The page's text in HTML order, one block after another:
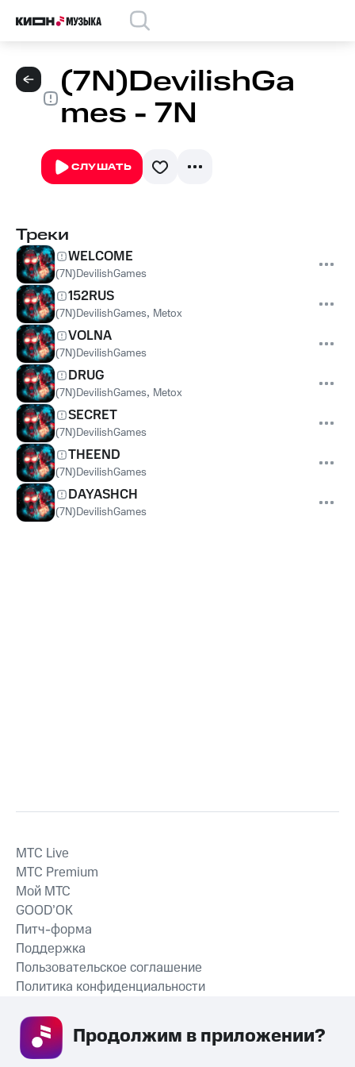
(7N)DevilishGa
mes - 7N
СЛУШАТЬ
Треки
WELCOME
(7N)DevilishGames
152RUS
(7N)DevilishGames, Metox
VOLNA
(7N)DevilishGames
DRUG
(7N)DevilishGames, Metox
SECRET
(7N)DevilishGames
THEEND
(7N)DevilishGames
DAYASHCH
(7N)DevilishGames
СКАЧАТЬ ПРИЛОЖЕНИЕ
MTС Live
MTС Premium
Мой МТС
GOOD’OK
Питч-форма
Поддержка
Пользовательское соглашение
Политика конфиденциальности